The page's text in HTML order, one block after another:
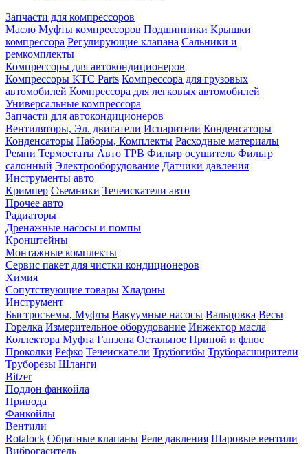
Запчасти для компрессоров
Масло Муфты компрессоров Подшипники Крышки
компрессора Регулирующие клапана Сальники и
ремкомплекты
Компрессоры для автокондиционеров
Компрессоры KTC Parts Компрессора для грузовых
автомобилей Компрессора для легковых автомобилей
Универсальные компрессора
Запчасти для автокондиционеров
Вентиляторы, Эл. двигатели Испарители Конденсаторы
Конденсаторы Наборы, Комплекты Расходные материалы
Ремни Термостаты Авто ТРВ Фильтр осушитель Фильтр
салонный Электрооборудование Датчики давления
Инструменты авто
Кримпер Съемники Течеискатели авто
Прочее авто
Радиаторы
Дренажные насосы и помпы
Кронштейны
Монтажные комплекты
Сервис пакет для чистки кондиционеров
Химия
Сопутствующие товары Хладоны
Инструмент
Быстросъемы, Муфты Вакуумные насосы Вальцовка Весы
Горелка Измерительное оборудование Инжектор масла
Коллектора Муфта Ганзена Остальное Припой и флюс
Проколки Рефко Течеискатели Трубогибы Труборасширители
Труборезы Шланги
Bitzer
Поддон фанкойла
Привода
Фанкойлы
Вентили
Rotalock Обратные клапаны Реле давления Шаровые вентили
Виброгаситель